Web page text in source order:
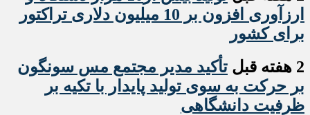
ارزآوری افزون بر 10 میلیون دلاری تراکتور
برای کشور
2 هفته قبل
تأکید مدیر مجتمع مس سونگون
بر حرکت به سوی تولید پایدار با تکیه بر
ظرفیت دانشگاهی